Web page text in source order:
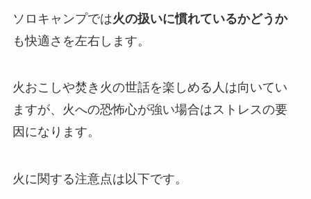
ソロキャンプでは火の扱いに慣れているかどうか
も快適さを左右します。
火おこしや焚き火の世話を楽しめる人は向いてい
ますが、火への恐怖心が強い場合はストレスの要
因になります。
火に関する注意点は以下です。